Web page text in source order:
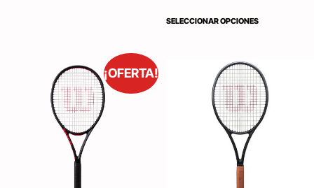
SELECCIONAR OPCIONES
¡OFERTA!